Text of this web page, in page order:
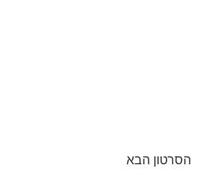
הסרטון הבא